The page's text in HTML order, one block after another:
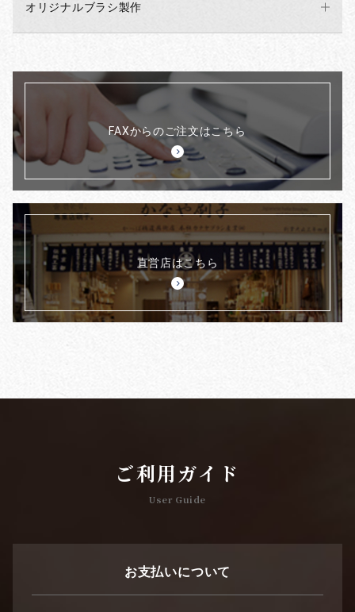
オリジナルブラシ製作
FAXからのご注文はこちら
直営店はこちら
ご利用ガイド
User Guide
お支払いについて